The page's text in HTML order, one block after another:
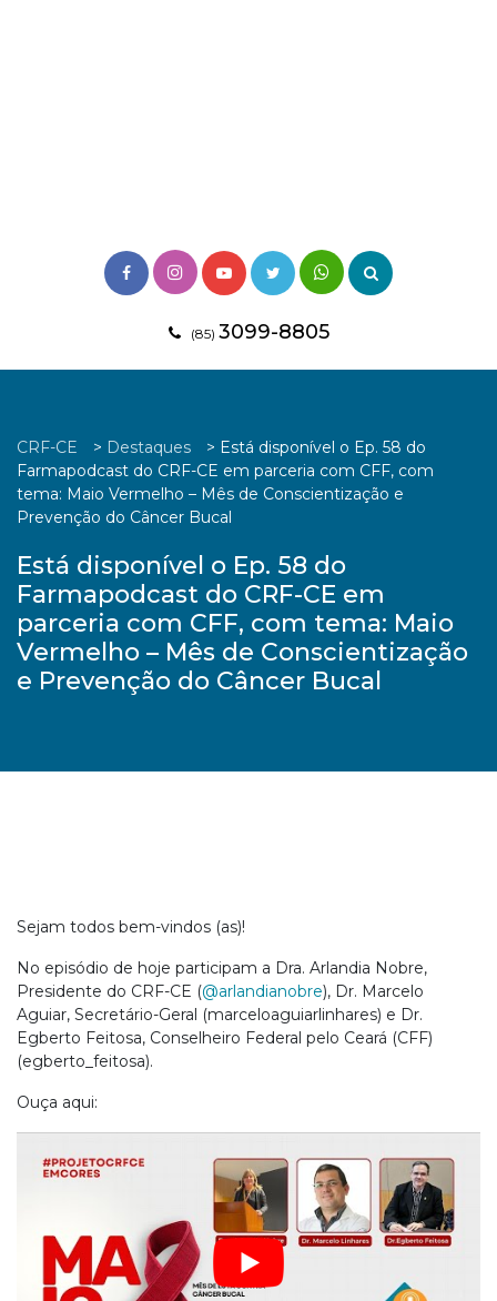
(85) 3099-8805
CRF-CE > Destaques > Está disponível o Ep. 58 do
Farmapodcast do CRF-CE em parceria com CFF, com
tema: Maio Vermelho – Mês de Conscientização e
Prevenção do Câncer Bucal
Está disponível o Ep. 58 do
Farmapodcast do CRF-CE em
parceria com CFF, com tema: Maio
Vermelho – Mês de Conscientização
e Prevenção do Câncer Bucal
Sejam todos bem-vindos (as)!
No episódio de hoje participam a Dra. Arlandia Nobre,
Presidente do CRF-CE (@arlandianobre), Dr. Marcelo
Aguiar, Secretário-Geral (marceloaguiarlinhares) e Dr.
Egberto Feitosa, Conselheiro Federal pelo Ceará (CFF)
(egberto_feitosa).
Ouça aqui: